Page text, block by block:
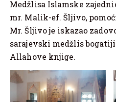
Medžlisa Islamske
mr. Malik-ef. Šljivo,
Mr. Šljivo je iskazao
sarajevski medžlis bogatiji
Allahove knjige.